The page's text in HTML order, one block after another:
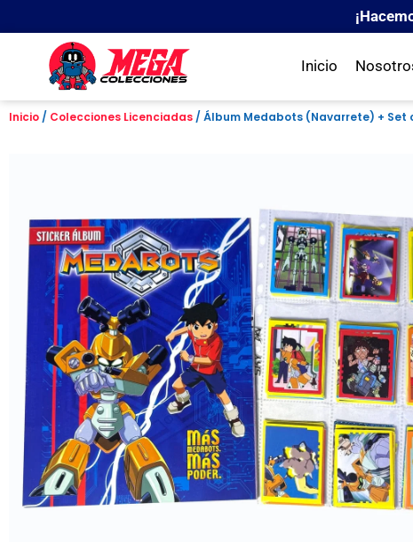
Inicio
Inicio / Colecciones Licenciadas / Álbum Medabots (Navarrete) +